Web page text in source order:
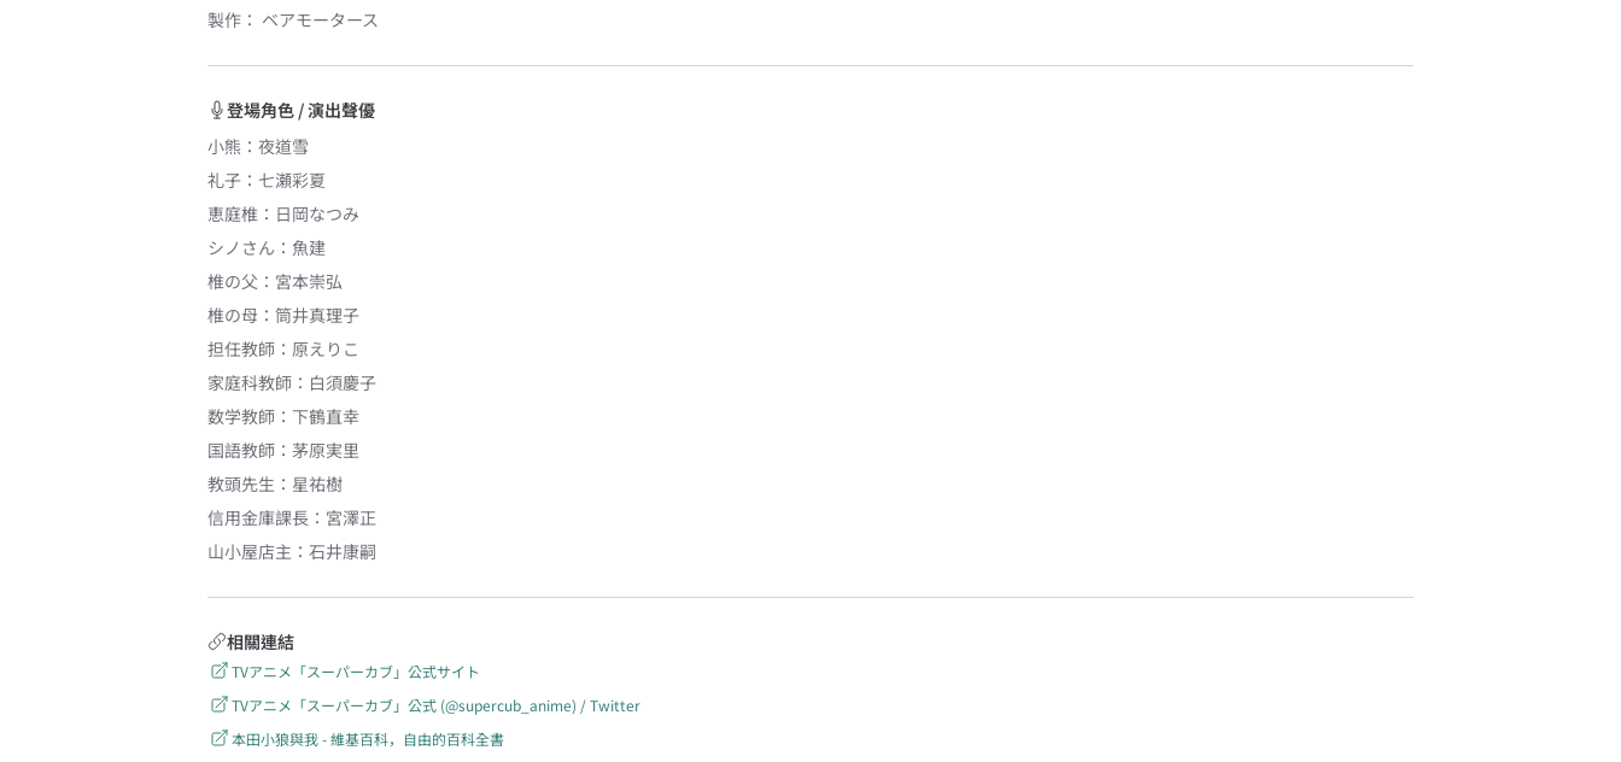
製作： ベアモータース
登場角色 / 演出聲優
小熊 ： 夜道雪
礼子 ： 七瀬彩夏
恵庭椎 ： 日岡なつみ
シノさん ： 魚建
椎の父 ： 宮本崇弘
椎の母 ： 筒井真理子
担任教師 ： 原えりこ
家庭科教師 ： 白須慶子
数学教師 ： 下鶴直幸
国語教師 ： 茅原実里
教頭先生 ： 星祐樹
信用金庫課長 ： 宮澤正
山小屋店主 ： 石井康嗣
相關連結
TVアニメ「スーパーカブ」公式サイト
TVアニメ「スーパーカブ」公式 (@supercub_anime) / Twitter
本田小狼與我 - 維基百科，自由的百科全書